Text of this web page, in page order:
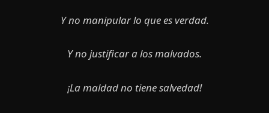
Y no manipular lo que es verdad.
Y no justificar a los malvados.
¡La maldad no tiene salvedad!